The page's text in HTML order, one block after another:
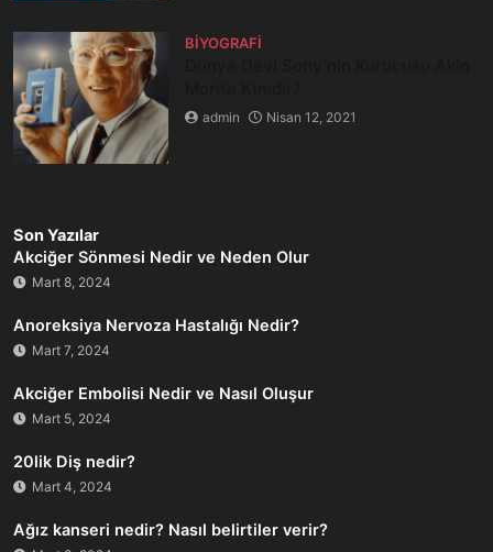
BIYOGRAFI
admin Nisan 12, 2021
Son Yazılar
Akciğer Sönmesi Nedir ve Neden Olur
Mart 8, 2024
Anoreksiya Nervoza Hastalığı Nedir?
Mart 7, 2024
Akciğer Embolisi Nedir ve Nasıl Oluşur
Mart 5, 2024
20lik Diş nedir?
Mart 4, 2024
Ağız kanseri nedir? Nasıl belirtiler verir?